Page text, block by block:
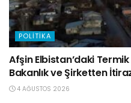
POLITIKA
Afşin Elbistan’daki
Bakanlık ve Şirketten
4 AĞUSTOS 2026